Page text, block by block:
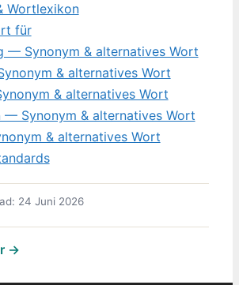
Wortlexikon
für
— Synonym & alternatives Wort
& alternatives Wort
& alternatives Wort
— Synonym & alternatives Wort
& alternatives Wort
24 Juni 2026
→